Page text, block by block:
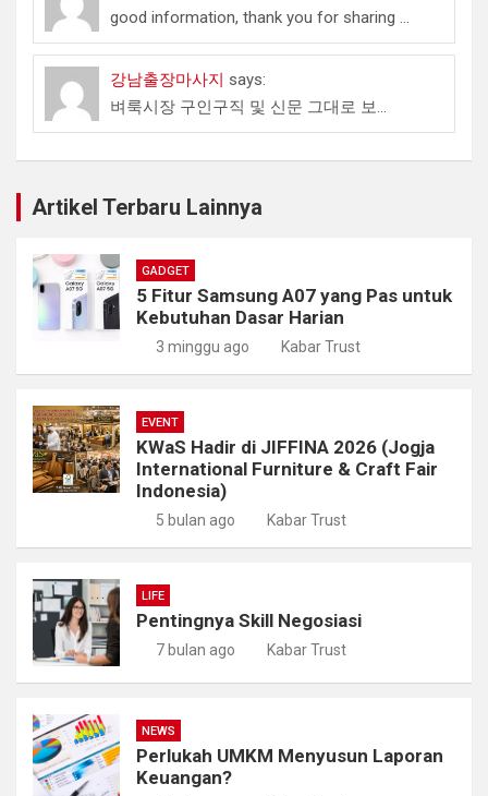
good information, thank you for sharing ...
강남출장마사지 says:
벼룩시장 구인구직 및 신문 그대로 보...
Artikel Terbaru Lainnya
GADGET
5 Fitur Samsung A07 yang Pas untuk
Kebutuhan Dasar Harian
3 minggu ago Kabar Trust
EVENT
KWaS Hadir di JIFFINA 2026 (Jogja
International Furniture & Craft Fair
Indonesia)
5 bulan ago Kabar Trust
LIFE
Pentingnya Skill Negosiasi
7 bulan ago Kabar Trust
NEWS
Perlukah UMKM Menyusun Laporan
Keuangan?